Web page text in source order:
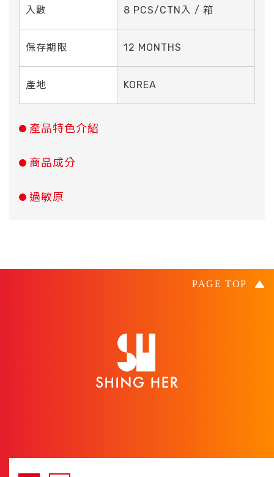
入數 8 PCS/CTN入 / 箱
保存期限 12 MONTHS
產地 KOREA
產品特色介紹
商品成分
過敏原